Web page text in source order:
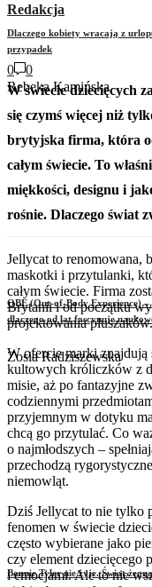
Dlaczego kobiety wracają z
przypadek
Rebeka Kamińska
OBE (Out-of-Body Experience) –
dlaczego od lat fascynuje
Zosia Radziszewska
Bonnie Tyler nie żyje. Świat
Redakcja
0
0
W świecie dziecięcych
się czymś więcej niż
brytyjska firma, która
całym świecie. To
miękkości, designu i
rośnie. Dlaczego świat
Jellycat to renomowana,
maskotki i przytulanki,
całym świecie. Firma
Brytanii i od początku
projektowania pluszaków.
W ofercie marki znajdują
kultowych króliczków z
misie, aż po fantazyjne
codziennymi
przyjemnym w dotyku
chcą go przytulać. Co
o najmłodszych –
przechodzą
niemowląt.
Dziś Jellycat to nie tylko
fenomen w świecie
często wybierane jako
czy element dziecięcego
i emocjami. Ale to nie